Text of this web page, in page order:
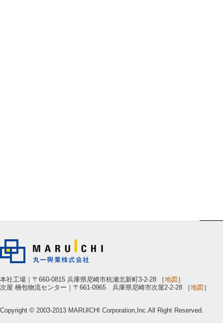
本社工場｜〒660-0815 兵庫県尼崎市杭瀬北新町3-2-28 ［地図 ］
次屋 梱包物流センター｜〒661-0965 兵庫県尼崎市次屋2-2-28 ［地図 ］
Copyright © 2003-2013 MARUICHI Corporation,Inc.All Right Reserved.